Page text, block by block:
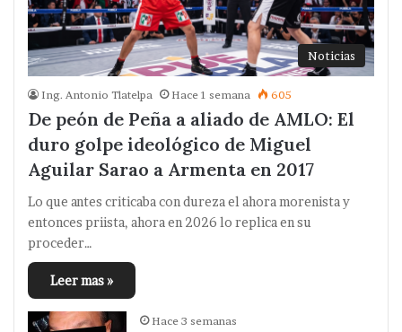
Noticias
Ing. Antonio Tlatelpa Hace 1 semana 605
De peón de Peña a aliado de AMLO: El
duro golpe ideológico de Miguel
Aguilar Sarao a Armenta en 2017
Lo que antes criticaba con dureza el ahora morenista y
entonces priista, ahora en 2026 lo replica en su
proceder…
Leer mas »
Hace 3 semanas